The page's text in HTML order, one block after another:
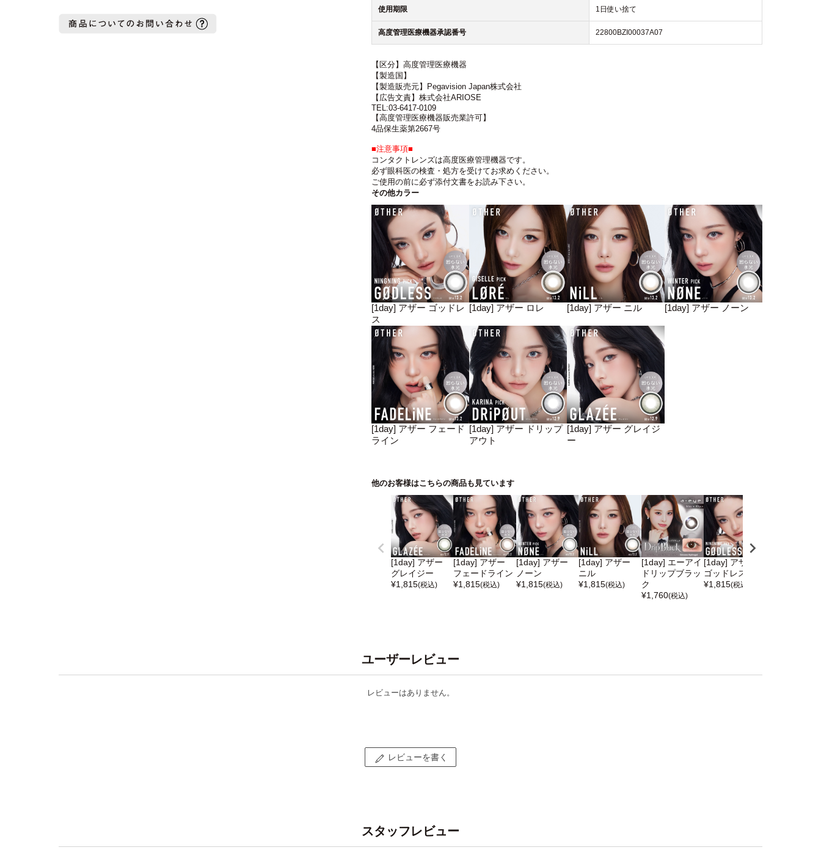
使用期限 1日使い捨て
高度管理医療機器承認番号 22800BZI00037A07
【区分】高度管理医療機器
【製造国】
【製造販売元】Pegavision Japan株式会社
【広告文責】株式会社ARIOSE
TEL:03-6417-0109
【高度管理医療機器販売業許可】
4品保生薬第2667号
■注意事項■
コンタクトレンズは高度医療管理機器です。
必ず眼科医の検査・処方を受けてお求めください。
ご使用の前に必ず添付文書をお読み下さい。
その他カラー
[1day] アザー ゴッドレ
ス
[1day] アザー ロレ [1day] アザー ニル [1day] アザー ノーン
[1day] アザー フェード
ライン
[1day] アザー ドリップ
アウト
[1day] アザー グレイジ
ー
他のお客様はこちらの商品も見ています
[1day] アザー
グレイジー
¥1,815(税込)
[1day] アザー
フェードライン
¥1,815(税込)
[1day] アザー
ノーン
¥1,815(税込)
[1day] アザー
ニル
¥1,815(税込)
[1day] エーアイ
ドリップブラッ
ク
¥1,760(税込)
[1day] アザー
ゴッドレス
¥1,815(税込)
ユーザーレビュー
レビューはありません。
レビューを書く
スタッフレビュー